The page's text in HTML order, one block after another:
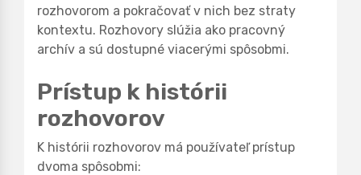
rozhovorom a pokračovať v nich bez straty
kontextu. Rozhovory slúžia ako pracovný
archív a sú dostupné viacerými spôsobmi.
Prístup k histórii
rozhovorov
K histórii rozhovorov má používateľ prístup
dvoma spôsobmi: